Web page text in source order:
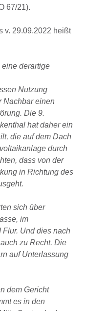
67/21).
v. 29.09.2022 heißt
eine derartige
Nutzung
Nachbar einen
Die 9.
hat daher ein
die auf dem Dach
durch
dass von der
in Richtung des
sich über
im
Flur. Und dies nach
zu Recht. Die
auf Unterlassung
dem Gericht
es in den